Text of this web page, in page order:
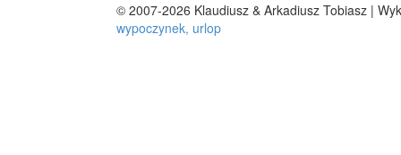
© 2007-2026 Klaudiusz & Arkadiusz Tobiasz |
wypoczynek, urlop